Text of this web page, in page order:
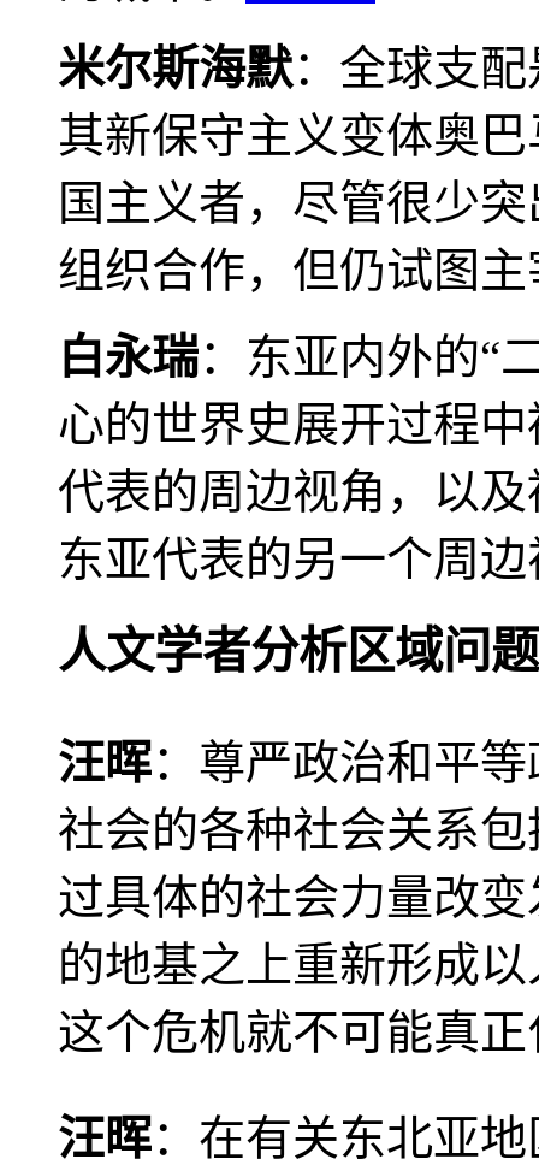
米尔斯海默：全球支
其新保守主义变体奥
国主义者，尽管很少
组织合作，但仍试图
白永瑞：东亚内外的“
心的世界史展开过程
代表的周边视角，以
东亚代表的另一个周
人文学者分析区域问题
汪晖：尊严政治和平
社会的各种社会关系
过具体的社会力量改
的地基之上重新形成
这个危机就不可能真
汪晖：在有关东北亚